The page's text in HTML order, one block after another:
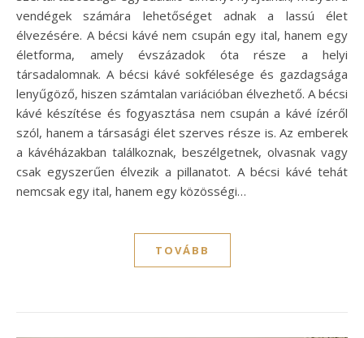
vendégek számára lehetőséget adnak a lassú élet
élvezésére. A bécsi kávé nem csupán egy ital, hanem egy
életforma, amely évszázadok óta része a helyi
társadalomnak. A bécsi kávé sokfélesége és gazdagsága
lenyűgöző, hiszen számtalan variációban élvezhető. A bécsi
kávé készítése és fogyasztása nem csupán a kávé ízéről
szól, hanem a társasági élet szerves része is. Az emberek
a kávéházakban találkoznak, beszélgetnek, olvasnak vagy
csak egyszerűen élvezik a pillanatot. A bécsi kávé tehát
nemcsak egy ital, hanem egy közösségi…
TOVÁBB